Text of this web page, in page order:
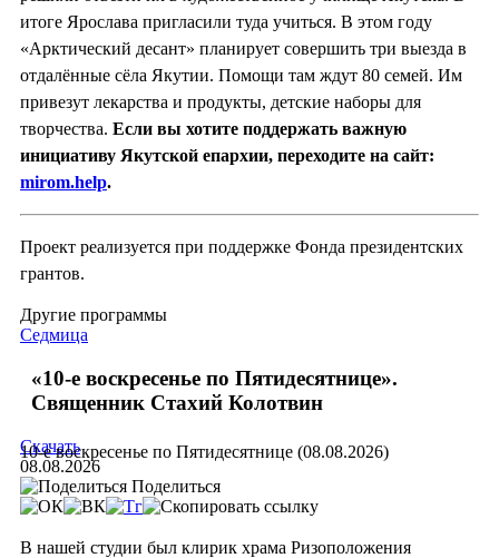
итоге Ярослава пригласили туда учиться. В этом году
«Арктический десант» планирует совершить три выезда в
отдалённые сёла Якутии. Помощи там ждут 80 семей. Им
привезут лекарства и продукты, детские наборы для
творчества. Если вы хотите поддержать важную
инициативу Якутской епархии, переходите на сайт:
mirom.help.
Проект реализуется при поддержке Фонда президентских
грантов.
Другие программы
Седмица
«10-е воскресенье по Пятидесятнице».
Священник Стахий Колотвин
10-е воскресенье по Пятидесятнице (08.08.2026)
Скачать
08.08.2026
Поделиться
В нашей студии был клирик храма Ризоположения